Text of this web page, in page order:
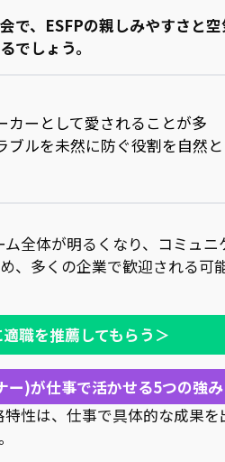
で、ESFPの親しみやすさと
でしょう。
カーとして愛されることが多
ブルを未然に防ぐ役割を自然と
ム全体が明るくなり、コミュニ
、多くの企業で歓迎される可
職を推薦してもらう＞
ー)が仕事で活かせる5つの強み
特性は、仕事で具体的な成果を